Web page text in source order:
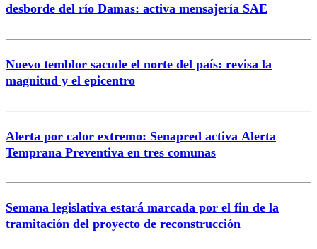
desborde del río Damas: activa mensajería SAE
Nuevo temblor sacude el norte del país: revisa la
magnitud y el epicentro
Alerta por calor extremo: Senapred activa Alerta
Temprana Preventiva en tres comunas
Semana legislativa estará marcada por el fin de la
tramitación del proyecto de reconstrucción